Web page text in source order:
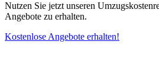
Nutzen Sie jetzt unseren
Angebote zu erhalten.
Kostenlose Angebote erhalten!